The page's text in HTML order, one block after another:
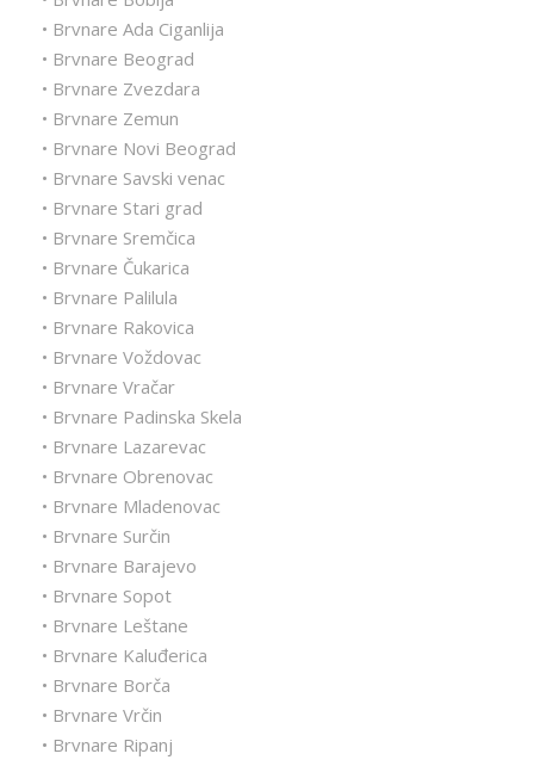
• Brvnare Ada Ciganlija
• Brvnare Beograd
• Brvnare Zvezdara
• Brvnare Zemun
• Brvnare Novi Beograd
• Brvnare Savski venac
• Brvnare Stari grad
• Brvnare Sremčica
• Brvnare Čukarica
• Brvnare Palilula
• Brvnare Rakovica
• Brvnare Voždovac
• Brvnare Vračar
• Brvnare Padinska Skela
• Brvnare Lazarevac
• Brvnare Obrenovac
• Brvnare Mladenovac
• Brvnare Surčin
• Brvnare Barajevo
• Brvnare Sopot
• Brvnare Leštane
• Brvnare Kaluđerica
• Brvnare Borča
• Brvnare Vrčin
• Brvnare Ripanj